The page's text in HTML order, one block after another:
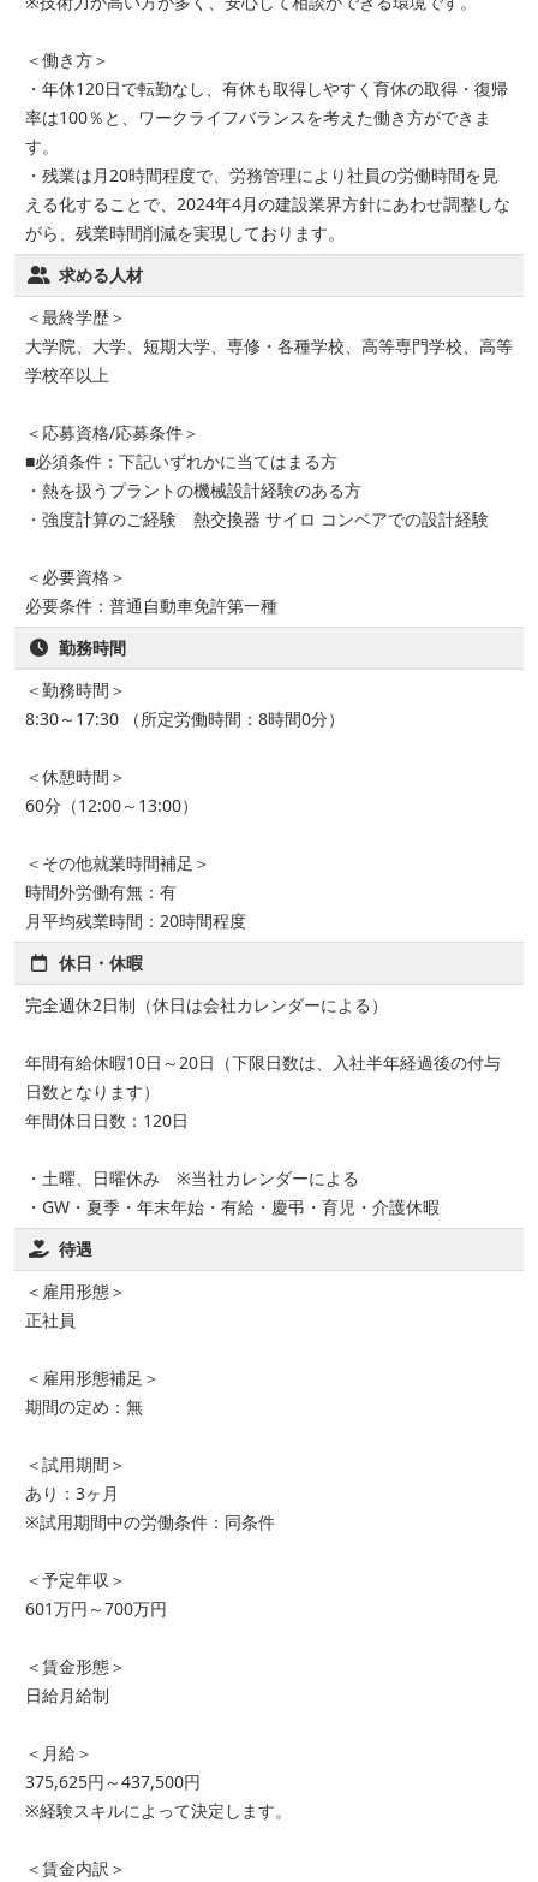
＜働き方＞
・年休120日で転勤なし、有休も取得しやすく育休の取得・復帰
率は100％と、ワークライフバランスを考えた働き方ができま
す。
・残業は月20時間程度で、労務管理により社員の労働時間を見
える化することで、2024年4月の建設業界方針にあわせ調整しな
がら、残業時間削減を実現しております。
求める人材
＜最終学歴＞
大学院、大学、短期大学、専修・各種学校、高等専門学校、高等
学校卒以上
＜応募資格/応募条件＞
■必須条件：下記いずれかに当てはまる方
・熱を扱うプラントの機械設計経験のある方
・強度計算のご経験 熱交換器 サイロ コンベアでの設計経験
＜必要資格＞
必要条件：普通自動車免許第一種
勤務時間
＜勤務時間＞
8:30～17:30 （所定労働時間：8時間0分）
＜休憩時間＞
60分（12:00～13:00）
＜その他就業時間補足＞
時間外労働有無：有
月平均残業時間：20時間程度
休日・休暇
完全週休2日制（休日は会社カレンダーによる）
年間有給休暇10日～20日（下限日数は、入社半年経過後の付与
日数となります）
年間休日日数：120日
・土曜、日曜休み ※当社カレンダーによる
・GW・夏季・年末年始・有給・慶弔・育児・介護休暇
待遇
＜雇用形態＞
正社員
＜雇用形態補足＞
期間の定め：無
＜試用期間＞
あり：3ヶ月
※試用期間中の労働条件：同条件
＜予定年収＞
601万円～700万円
＜賃金形態＞
日給月給制
＜月給＞
375,625円～437,500円
※経験スキルによって決定します。
＜賃金内訳＞